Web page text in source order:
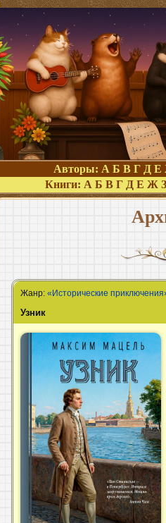
Авторы: А Б В Г Д Е
Книги: А Б В Г Д Е Ж З
Жанр:«Исторические
Узник